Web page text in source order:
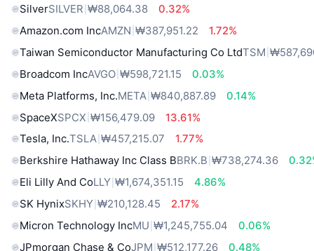
SilverSILVER ₩88,064.38
0.32%
Amazon.com IncAMZN ₩387,951.22
1.72%
Taiwan Semiconductor Manufacturing Co LtdTSM
Broadcom IncAVGO ₩598,721.15
0.03%
Meta Platforms, Inc.META ₩840,887.89
0.14%
SpaceXSPCX ₩156,479.09
13.61%
Tesla, Inc.TSLA ₩457,215.07
1.77%
Berkshire Hathaway Inc Class BBRK.B ₩738,274.36
Eli Lilly And CoLLY ₩1,674,351.15
4.86%
SK HynixSKHY ₩210,128.45
2.17%
Micron Technology IncMU ₩1,245,755.04
0.06%
JPmorgan Chase & CoJPM ₩512,177.26
0.48%